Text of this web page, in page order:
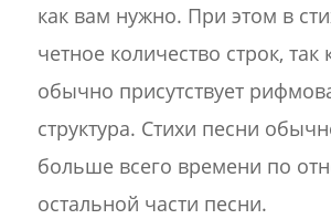
как вам нужно. При этом в
четное количество строк, так
обычно присутствует
структура. Стихи песни
больше всего времени по
остальной части песни.